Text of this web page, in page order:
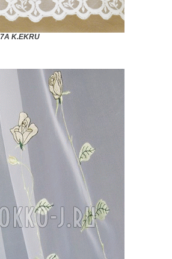
K.EKRU